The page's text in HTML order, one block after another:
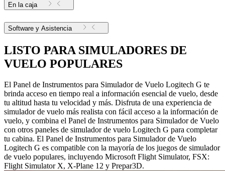
En la caja
Software y Asistencia
LISTO PARA SIMULADORES DE
VUELO POPULARES
El Panel de Instrumentos para Simulador de Vuelo Logitech G te
brinda acceso en tiempo real a información esencial de vuelo, desde
tu altitud hasta tu velocidad y más. Disfruta de una experiencia de
simulador de vuelo más realista con fácil acceso a la información de
vuelo, y combina el Panel de Instrumentos para Simulador de Vuelo
con otros paneles de simulador de vuelo Logitech G para completar
tu cabina. El Panel de Instrumentos para Simulador de Vuelo
Logitech G es compatible con la mayoría de los juegos de simulador
de vuelo populares, incluyendo Microsoft Flight Simulator, FSX:
Flight Simulator X, X-Plane 12 y Prepar3D.